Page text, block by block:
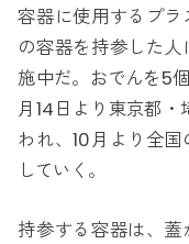
容器に使用するプ
の容器を持参した
施中だ。おでんを5
月14日より東京都
われ、10月より全
していく。
持参する容器は、